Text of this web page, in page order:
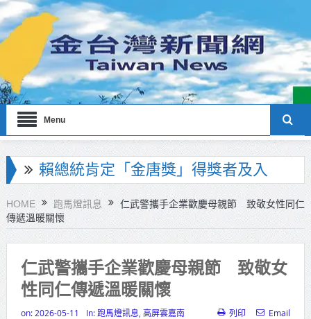
Menu
海巡署南部分署主官大換血 蔡順元
勉提升巡防戰力
北市鮮奶週報再升級！8月31日補助
擴大至國中生
雙北合作里程碑！萬大線動態測試
侯友宜蔣萬安攜手視察
HOME 跑馬燈訊息
仁武警攜手企業歡慶母親節 致敬女性同仁
傳遞溫暖關懷
仁武警攜手企業歡慶母親節 致敬女
性同仁傳遞溫暖關懷
on: 2026-05-11 In: 跑馬燈訊息 高屏雲嘉南 列印 Email